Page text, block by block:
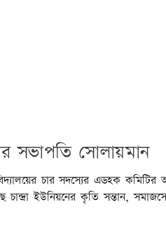
সভাপতি সোলায়মান
চার সদস্যের এডহক কমিটির
ইউনিয়নের কৃতি সন্তান,